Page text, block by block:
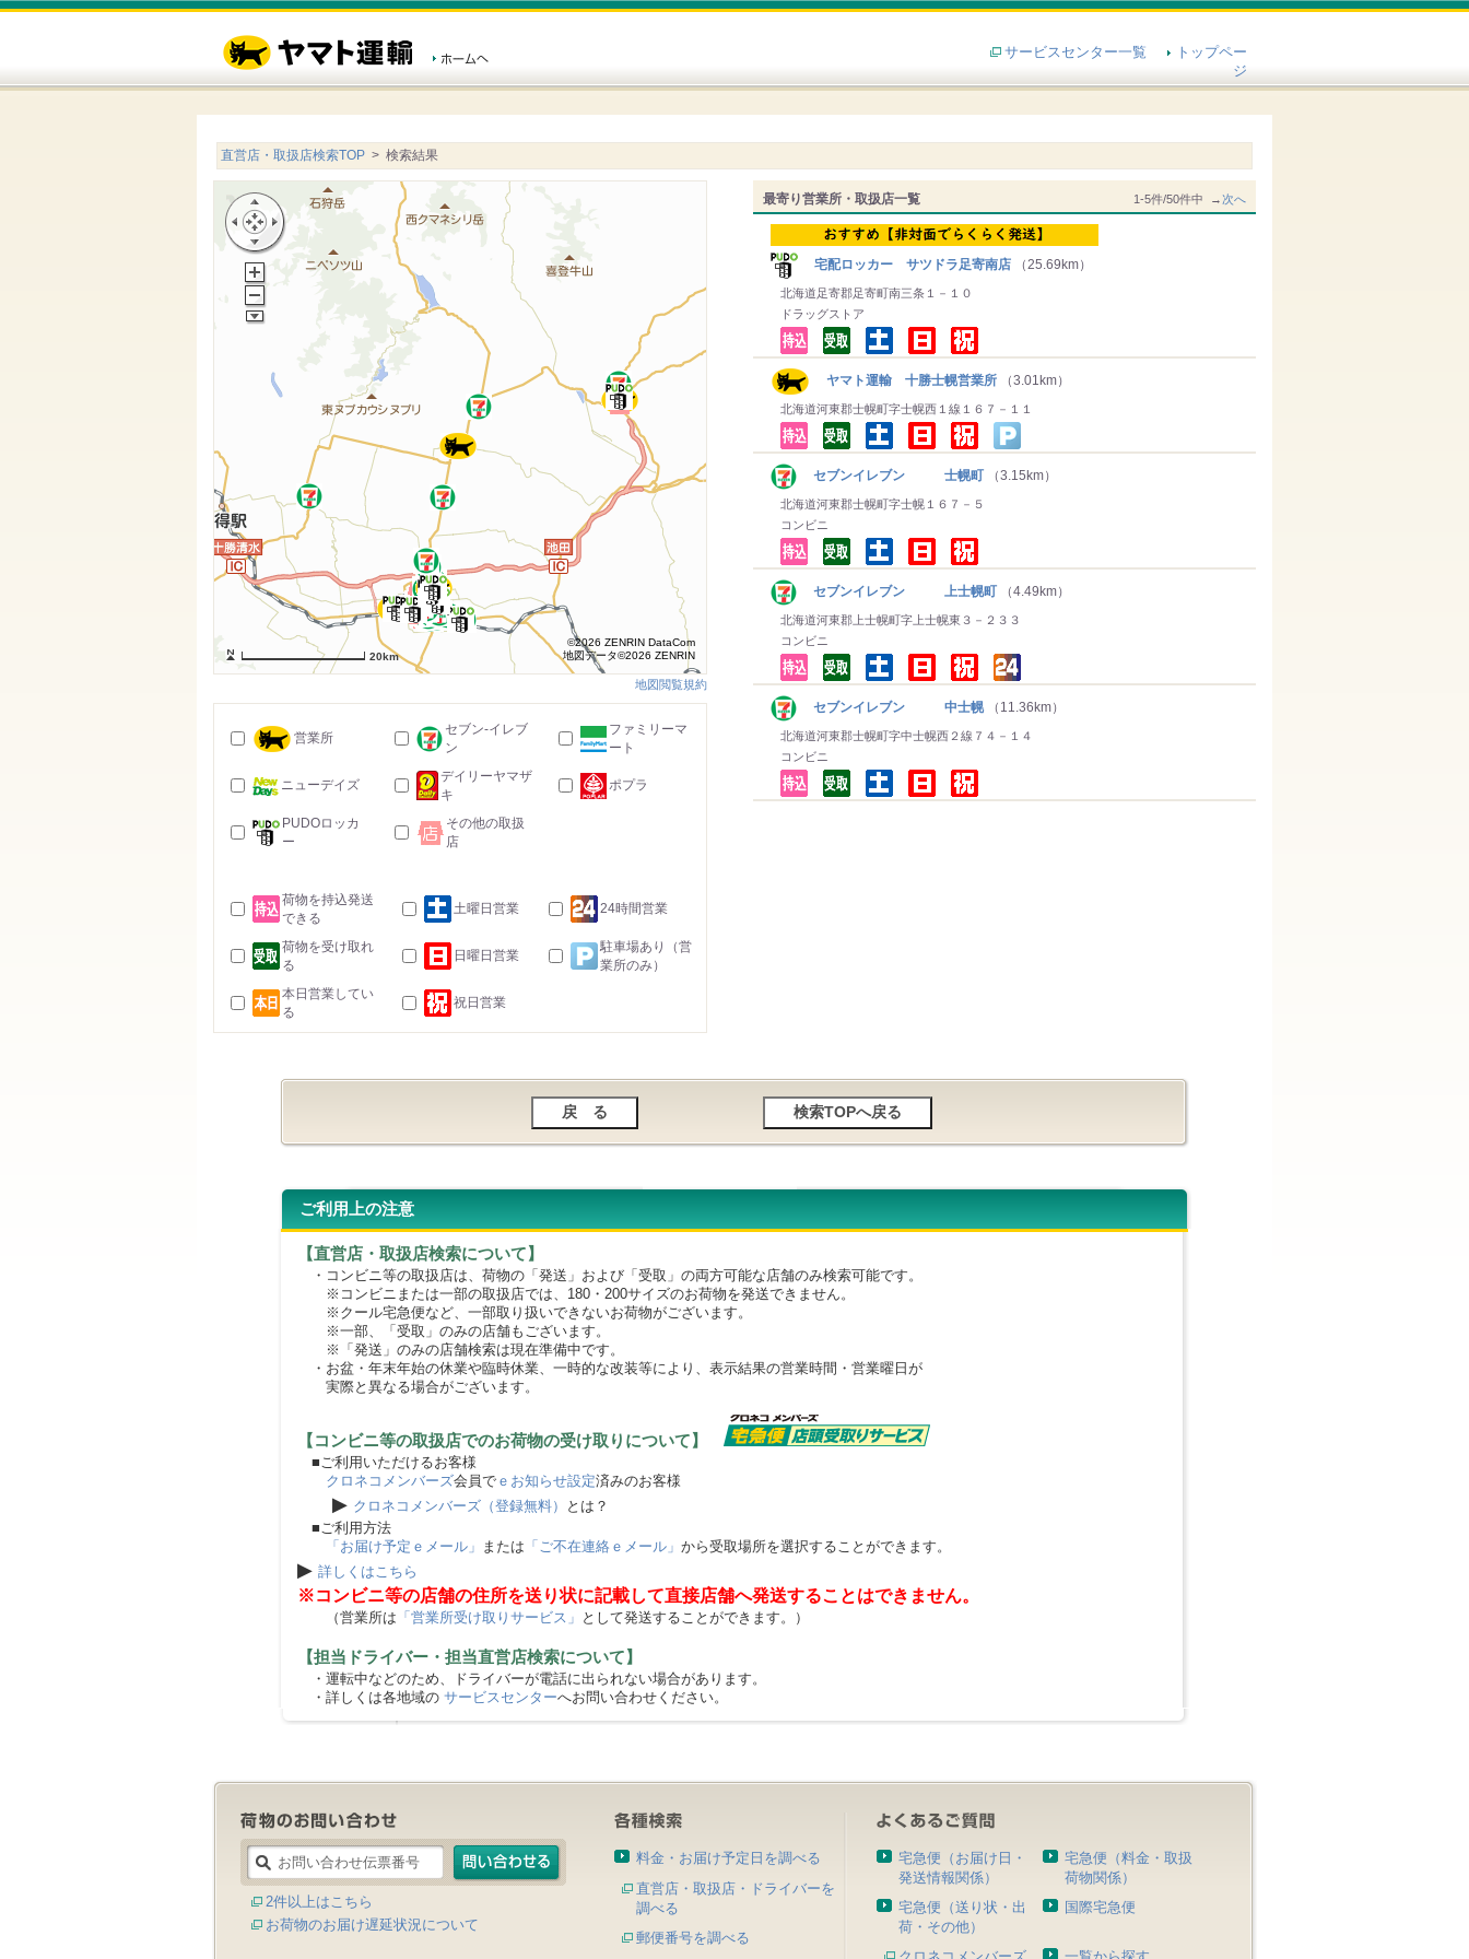
サービスセンター一覧
トップペー
ジ
直営店・取扱店検索TOP > 検索結果
最寄り営業所・取扱店一覧 1-5件/50件中 →次へ
宅配ロッカー サツドラ足寄南店 （25.69km）
北海道足寄郡足寄町南三条１－１０
ドラッグストア
ヤマト運輸 十勝士幌営業所 （3.01km）
北海道河東郡士幌町字士幌西１線１６７－１１
セブンイレブン 士幌町 （3.15km）
北海道河東郡士幌町字士幌１６７－５
コンビニ
セブンイレブン 上士幌町 （4.49km）
北海道河東郡上士幌町字上士幌東３－２３３
コンビニ
セブンイレブン 中士幌 （11.36km）
北海道河東郡士幌町字中士幌西２線７４－１４
コンビニ
20km
©2026 ZENRIN DataCom
地図データ©2026 ZENRIN
地図閲覧規約
営業所
セブン-イレブ
ン
ファミリーマ
ート
ニューデイズ
デイリーヤマザ
キ
ポプラ
PUDOロッカ
ー
その他の取扱
店
荷物を持込発送
できる
土曜日営業 24時間営業
荷物を受け取れ
る
日曜日営業
駐車場あり（営
業所のみ）
本日営業してい
る
祝日営業
ご利用上の注意
【直営店・取扱店検索について】
・コンビニ等の取扱店は、荷物の「発送」および「受取」の両方可能な店舗のみ検索可能です。
※コンビニまたは一部の取扱店では、180・200サイズのお荷物を発送できません。
※クール宅急便など、一部取り扱いできないお荷物がございます。
※一部、「受取」のみの店舗もございます。
※「発送」のみの店舗検索は現在準備中です。
・お盆・年末年始の休業や臨時休業、一時的な改装等により、表示結果の営業時間・営業曜日が
実際と異なる場合がございます。
【コンビニ等の取扱店でのお荷物の受け取りについて】
■ご利用いただけるお客様
クロネコメンバーズ会員で ｅお知らせ設定済みのお客様
▶ クロネコメンバーズ（登録無料）
とは？
■ご利用方法
「お届け予定ｅメール」 または 「ご不在連絡ｅメール」 から受取場所を選択することができます。
▶ 詳しくはこちら
※コンビニ等の店舗の住所を送り状に記載して直接店舗へ発送することはできません。
（営業所は 「営業所受け取りサービス」 として発送することができます。）
【担当ドライバー・担当直営店検索について】
・運転中などのため、ドライバーが電話に出られない場合があります。
・詳しくは各地域の サービスセンターへお問い合わせください。
2件以上はこちら
お荷物のお届け遅延状況について
料金・お届け予定日を調べる
直営店・取扱店・ドライバーを
調べる
郵便番号を調べる
宅急便（お届け日・
発送情報関係）
宅急便（料金・取扱
荷物関係）
宅急便（送り状・出
荷・その他）
国際宅急便